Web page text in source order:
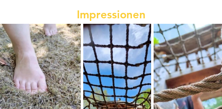
Impressionen